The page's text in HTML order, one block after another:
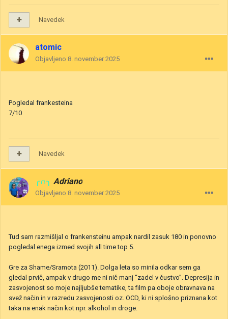
Navedek
atomic
Objavljeno 8. november 2025
Pogledal frankesteina
7/10
Navedek
╭∩╮ Adriano
Objavljeno 8. november 2025
Tud sam razmišljal o frankensteinu ampak nardil zasuk 180 in ponovno
pogledal enega izmed svojih all time top 5.
Gre za Shame/Sramota (2011). Dolga leta so minila odkar sem ga
gledal prvič, ampak v drugo me ni nič manj “zadel v čustvo”. Depresija in
zasvojenost so moje najljubše tematike, ta film pa oboje obravnava na
svež način in v razredu zasvojenosti oz. OCD, ki ni splošno priznana kot
taka na enak način kot npr. alkohol in droge.